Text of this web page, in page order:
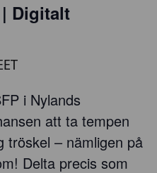
| Digitalt
i Nylands
att ta tempen
tröskel – nämligen på
Delta precis som